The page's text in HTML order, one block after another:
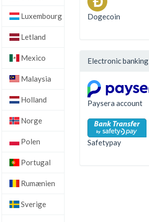
Luxembourg
Letland
Mexico
Malaysia
Holland
Norge
Polen
Portugal
Rumænien
Sverige
Dogecoin
Electronic banking
Paysera account
Safetypay